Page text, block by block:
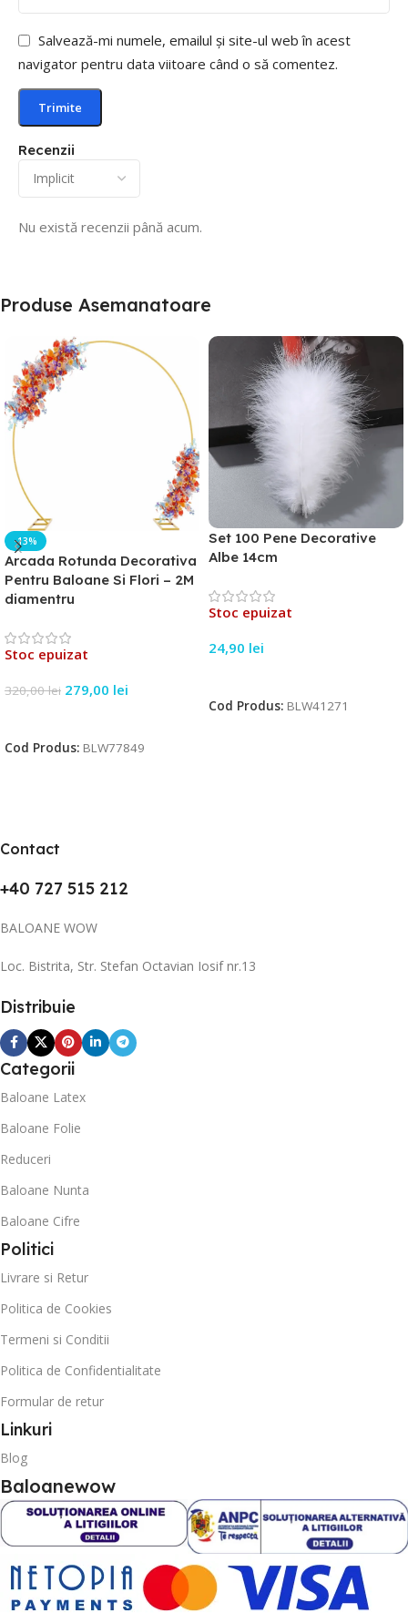
Recenzii
Nu există recenzii până acum.
Salvează-mi numele, emailul și site-ul web în acest
navigator pentru data viitoare când o să comentez.
Produse Asemanatoare
-13%
Arcada Rotunda Decorativa
Pentru Baloane Si Flori – 2M
diamentru
Stoc epuizat
320,00lei 279,00 lei
Cod Produs: BLW77849
Set 100 Pene Decorative
Albe 14cm
Stoc epuizat
24,90 lei
Cod Produs: BLW41271
Contact
+40 727 515 212
BALOANE WOW
Loc. Bistrita, Str. Stefan Octavian Iosif nr.13
Distribuie
Categorii
Baloane Latex
Baloane Folie
Reduceri
Baloane Nunta
Baloane Cifre
Politici
Livrare si Retur
Politica de Cookies
Termeni si Conditii
Politica de Confidentialitate
Formular de retur
Linkuri
Blog
Baloanewow